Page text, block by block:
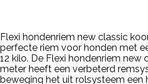
Flexi hondenriem new classic
perfecte riem voor honden met
12 kilo. De Flexi hondenriem new
meter heeft een verbeterd
beweging het uit rolsysteem een